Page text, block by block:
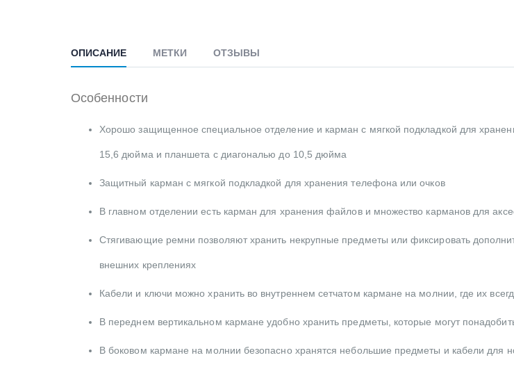
ОПИСАНИЕ МЕТКИ ОТЗЫВЫ
Особенности
Хорошо защищенное специальное отделение и карман с мягкой подкладкой для
15,6 дюйма и планшета с диагональю до 10,5 дюйма
Защитный карман с мягкой подкладкой для хранения телефона или очков
В главном отделении есть карман для хранения файлов и множество карманов для
Стягивающие ремни позволяют хранить некрупные предметы или фиксировать
внешних креплениях
Кабели и ключи можно хранить во внутреннем сетчатом кармане на молнии, где их
В переднем вертикальном кармане удобно хранить предметы, которые могут
В боковом кармане на молнии безопасно хранятся небольшие предметы и кабели для